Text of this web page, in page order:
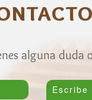
alguna